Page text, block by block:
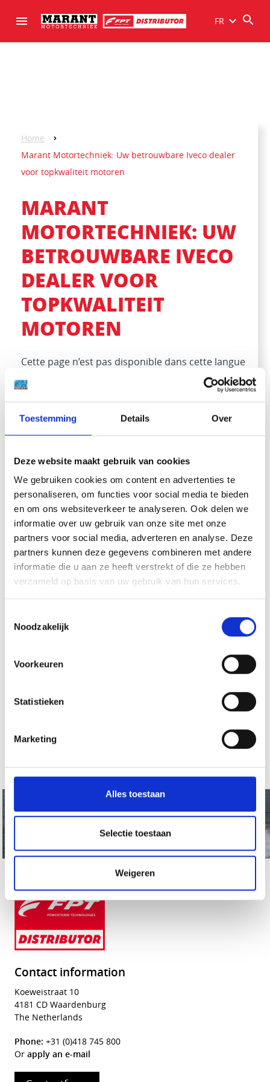
Toestemming Details Over
Deze website maakt gebruik van cookies
We gebruiken cookies om content en advertenties te
personaliseren, om functies voor social media te bieden
en om ons websiteverkeer te analyseren. Ook delen we
informatie over uw gebruik van onze site met onze
partners voor social media, adverteren en analyse. Deze
partners kunnen deze gegevens combineren met andere
informatie die u aan ze heeft verstrekt of die ze hebben
verzameld op basis van uw gebruik van hun services.
Noodzakelijk
Voorkeuren
Statistieken
Marketing
Alles toestaan
Selectie toestaan
Weigeren
FR
Home
Marant Motortechniek: Uw betrouwbare Iveco dealer
voor topkwaliteit motoren
MARANT
MOTORTECHNIEK: UW
BETROUWBARE IVECO
DEALER VOOR
TOPKWALITEIT
MOTOREN
Cette page n’est pas disponible dans cette langue
In quis felis...?
Actie button
Praesent Congue
Link 1
Link 3
Contact information
Koeweistraat 10
4181 CD Waardenburg
The Netherlands
Phone: +31 (0)418 745 800
Or apply an e-mail